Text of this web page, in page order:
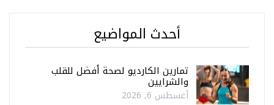
أحدث المواضيع
تمارين الكارديو لصحة أفضل للقلب
والشرايين
أغسطس 6, 2026